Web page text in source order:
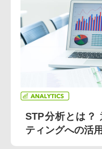
STP分析とは？
ティングへの活